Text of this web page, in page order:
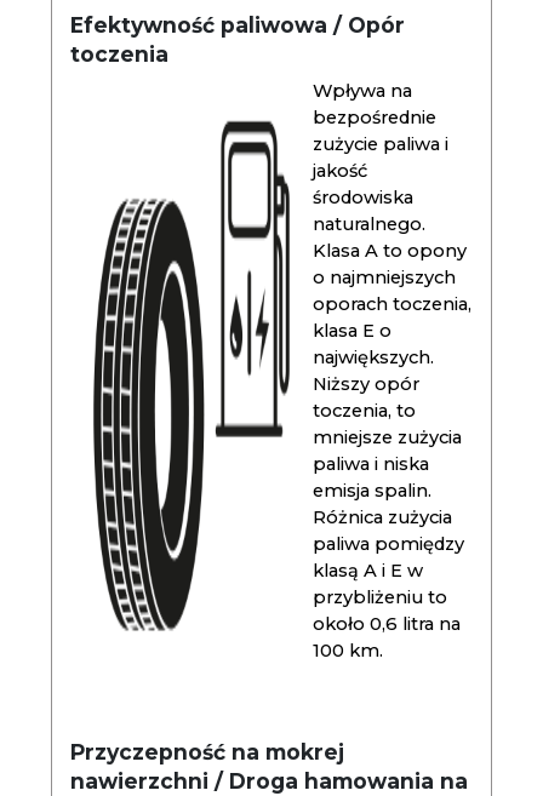
Efektywność paliwowa / Opór
toczenia
Wpływa na
bezpośrednie
zużycie paliwa i
jakość
środowiska
naturalnego.
Klasa A to opony
o najmniejszych
oporach toczenia,
klasa E o
największych.
Niższy opór
toczenia, to
mniejsze zużycia
paliwa i niska
emisja spalin.
Różnica zużycia
paliwa pomiędzy
klasą A i E w
przybliżeniu to
około 0,6 litra na
100 km.
Przyczepność na mokrej
nawierzchni / Droga hamowania na